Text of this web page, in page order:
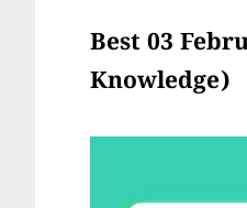
Best 03
Knowledge)